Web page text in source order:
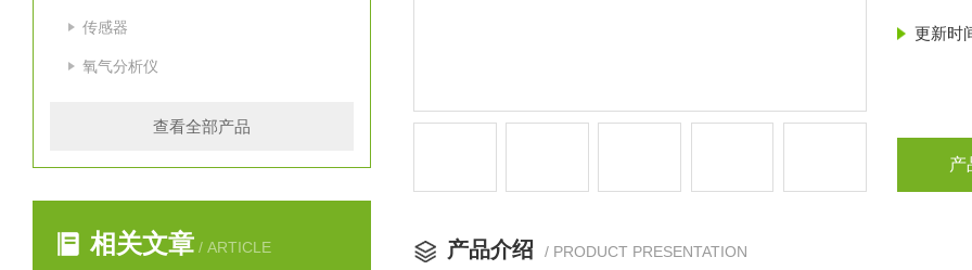
传感器
氧气分析仪
查看全部产品
相关文章 / ARTICLE
更新时
产
产品介绍 / PRODUCT PRESENTATION